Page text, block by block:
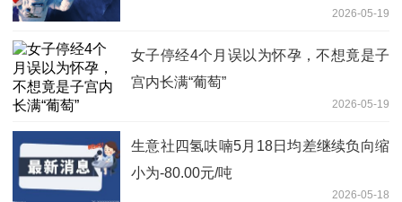
2026-05-19
女子停经4个月误以为怀孕，不想竟是子
宫内长满“葡萄”
2026-05-19
生意社四氢呋喃5月18日均差继续负向缩
小为-80.00元/吨
2026-05-18